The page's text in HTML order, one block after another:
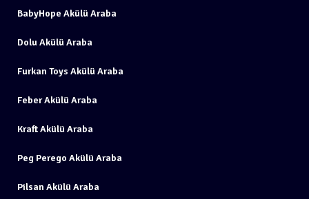
BabyHope Akülü Araba
Dolu Akülü Araba
Furkan Toys Akülü Araba
Feber Akülü Araba
Kraft Akülü Araba
Peg Perego Akülü Araba
Pilsan Akülü Araba